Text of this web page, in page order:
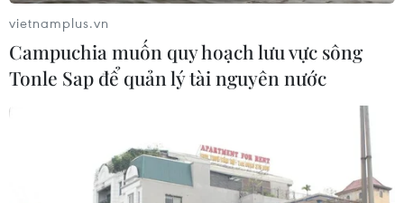
#quỹ thiện nguyện
#tài trợ giáo dục
#hỗ trợ học sinh
Bắc Giang
Bắc Ninh Hưng Yên
Long An
vietnamplus.vn
Campuchia muốn quy hoạch lưu vực sông
Tonle Sap để quản lý tài nguyên nước